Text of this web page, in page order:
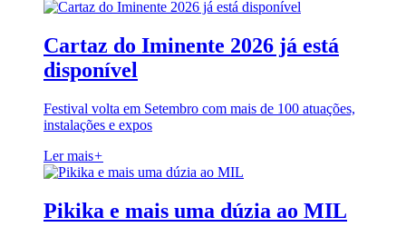
Cartaz do Iminente 2026 já está
disponível
Festival volta em Setembro com mais de 100 atuações,
instalações e expos
Ler mais+
Pikika e mais uma dúzia ao MIL